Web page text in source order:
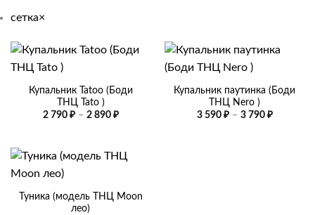
сетка×
Купальник Tatoo (Боди
ТНЦ Tato )
2 790 ₽ – 2 890 ₽Диапазон
–
2
Купальник паутинка (Боди
ТНЦ Nero )
3 590 ₽ – 3 790 ₽
Туника (модель ТНЦ Moon
лео)